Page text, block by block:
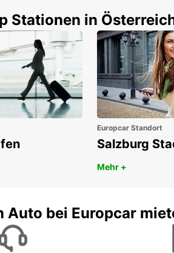
Stationen in
Europcar Standort
Salzburg
Mehr +
Auto bei Europcar